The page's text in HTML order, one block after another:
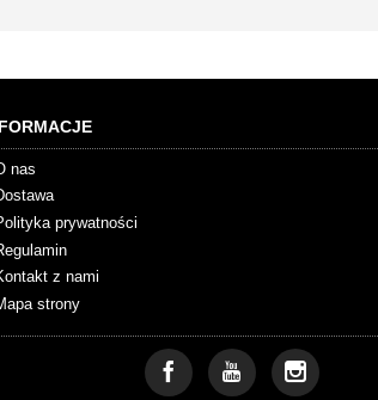
nas
prywatności
z nami
strony